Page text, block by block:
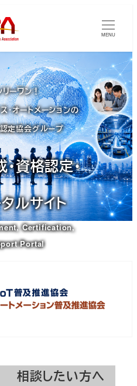
MENU
ーワン！
・オートメーションの
定協会グループ
資格認定・
ルサイト
Certification,
Portal
相談したい方へ